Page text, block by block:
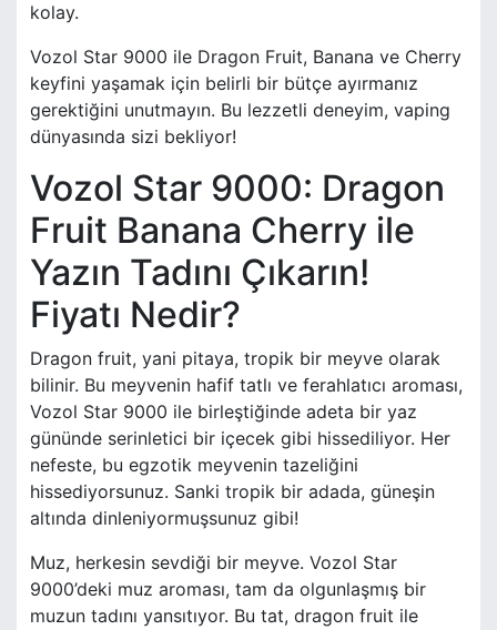
kolay.
Vozol Star 9000 ile Dragon Fruit, Banana ve Cherry
keyfini yaşamak için belirli bir bütçe ayırmanız
gerektiğini unutmayın. Bu lezzetli deneyim, vaping
dünyasında sizi bekliyor!
Vozol Star 9000: Dragon
Fruit Banana Cherry ile
Yazın Tadını Çıkarın!
Fiyatı Nedir?
Dragon fruit, yani pitaya, tropik bir meyve olarak
bilinir. Bu meyvenin hafif tatlı ve ferahlatıcı aroması,
Vozol Star 9000 ile birleştiğinde adeta bir yaz
gününde serinletici bir içecek gibi hissediliyor. Her
nefeste, bu egzotik meyvenin tazeliğini
hissediyorsunuz. Sanki tropik bir adada, güneşin
altında dinleniyormuşsunuz gibi!
Muz, herkesin sevdiği bir meyve. Vozol Star
9000’deki muz aroması, tam da olgunlaşmış bir
muzun tadını yansıtıyor. Bu tat, dragon fruit ile